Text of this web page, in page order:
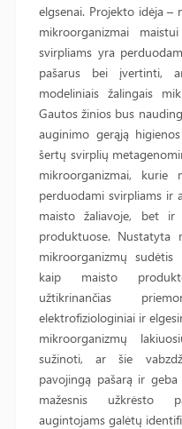
elgsenai. Projekto idėja
mikroorganizmai
svirpliams yra
pašarus bei įvertinti,
modeliniais žalingais
Gautos žinios bus
auginimo gerąją
šertų svirplių
mikroorganizmai, kurie
perduodami svirpliams ir
maisto žaliavoje, bet
produktuose. Nustatyta
mikroorganizmų
kaip maisto
užtikrinančias
elektrofiziologiniai ir
mikroorganizmų
sužinoti, ar šie
pavojingą pašarą ir
mažesnis užkrėsto
augintojams galėtų